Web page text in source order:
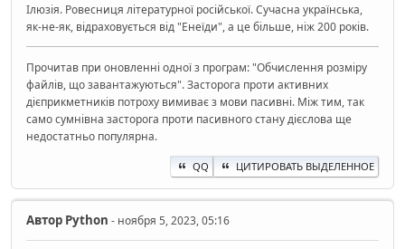
Ілюзія. Ровесниця літературної російської. Сучасна українська,
як-не-як, відраховується від "Енеїди", а це більше, ніж 200 років.
Прочитав при оновленні одної з програм: "Обчислення розміру
файлів, що завантажуються". Засторога проти активних
дієприкметників потроху вимиває з мови пасивні. Між тим, так
само сумнівна засторога проти пасивного стану дієслова ще
недостатньо популярна.
QQ ЦИТИРОВАТЬ ВЫДЕЛЕННОЕ
Автор Python - ноября 5, 2023, 05:16